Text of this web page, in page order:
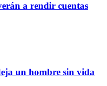
a rendir cuentas
un hombre sin vida